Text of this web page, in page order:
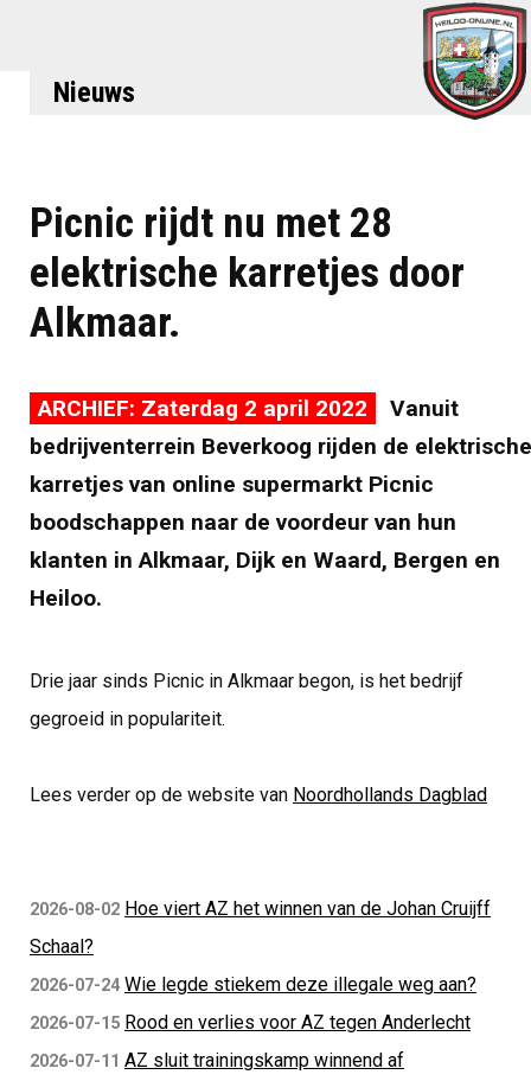
Nieuws
Picnic rijdt nu met 28
elektrische karretjes door
Alkmaar.
ARCHIEF: Zaterdag 2 april 2022
Vanuit
bedrijventerrein Beverkoog rijden de elektrische
karretjes van online supermarkt Picnic
boodschappen naar de voordeur van hun
klanten in Alkmaar, Dijk en Waard, Bergen en
Heiloo.
Drie jaar sinds Picnic in Alkmaar begon, is het bedrijf
gegroeid in populariteit.
Lees verder op de website van Noordhollands Dagblad
2026-08-02 Hoe viert AZ het winnen van de Johan Cruijff
Schaal?
2026-07-24 Wie legde stiekem deze illegale weg aan?
2026-07-15 Rood en verlies voor AZ tegen Anderlecht
2026-07-11 AZ sluit trainingskamp winnend af